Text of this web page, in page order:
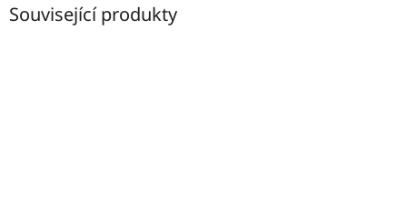
Související produkty